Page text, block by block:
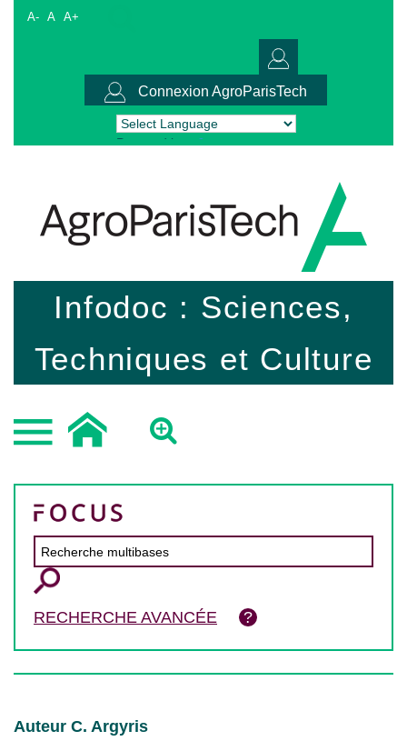
A- A A+
Connexion AgroParisTech
Powered by Translate
Infodoc : Sciences,
Techniques et Culture
RECHERCHE AVANCÉE
Auteur C. Argyris